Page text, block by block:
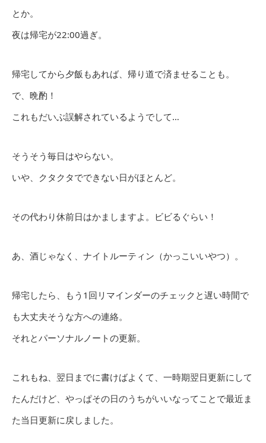
とか。
夜は帰宅が22:00過ぎ。
帰宅してから夕飯もあれば、帰り道で済ませることも。
で、晩酌！
これもだいぶ誤解されているようでして…
そうそう毎日はやらない。
いや、クタクタでできない日がほとんど。
その代わり休前日はかましますよ。ビビるぐらい！
あ、酒じゃなく、ナイトルーティン（かっこいいやつ）。
帰宅したら、もう1回リマインダーのチェックと遅い時間で
も大丈夫そうな方への連絡。
それとパーソナルノートの更新。
これもね、翌日までに書けばよくて、一時期翌日更新にして
たんだけど、やっぱその日のうちがいいなってことで最近ま
た当日更新に戻しました。